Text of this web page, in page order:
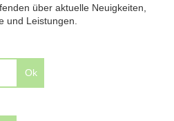
über aktuelle Neuigkeiten,
und Leistungen.
Ok